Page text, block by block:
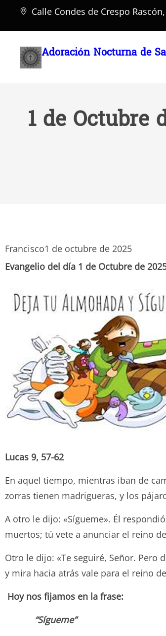
Saltar
Calle Condes de Crespo
Adoración Nocturna de
1 de Octubre
Francisco1 de octubre de 2025
Evangelio del día 1 de Octubre de
Lucas 9, 57-62
En aquel tiempo, mientras iban de
zorras tienen madrigueras, y los
A otro le dijo: «Sígueme». Él
muertos; tú vete a anunciar el reino
Otro le dijo: «Te seguiré, Señor. Pero
y mira hacia atrás vale para el reino
Hoy nos fijamos en la frase:
“Sígueme”